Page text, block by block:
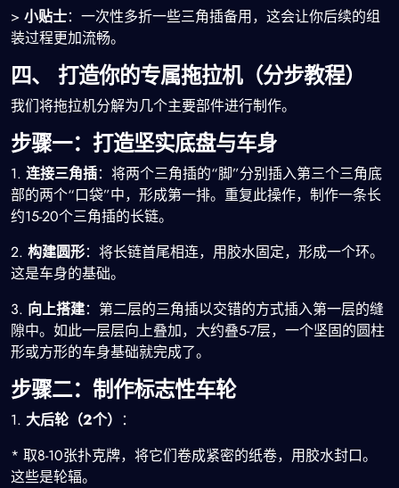
> 小贴士：一次性多折一些三角插备用，这会让你后续的组
装过程更加流畅。
四、 打造你的专属拖拉机（分步教程）
我们将拖拉机分解为几个主要部件进行制作。
步骤一：打造坚实底盘与车身
1. 连接三角插：将两个三角插的“脚”分别插入第三个三角底
部的两个“口袋”中，形成第一排。重复此操作，制作一条长
约15-20个三角插的长链。
2. 构建圆形：将长链首尾相连，用胶水固定，形成一个环。
这是车身的基础。
3. 向上搭建：第二层的三角插以交错的方式插入第一层的缝
隙中。如此一层层向上叠加，大约叠5-7层，一个坚固的圆柱
形或方形的车身基础就完成了。
步骤二：制作标志性车轮
1. 大后轮（2个） ：
* 取8-10张扑克牌，将它们卷成紧密的纸卷，用胶水封口。
这些是轮辐。